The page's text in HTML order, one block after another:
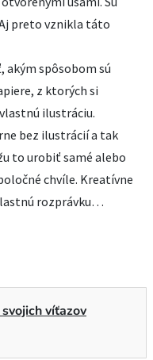
preto vznikla táto
spôsobom sú
z ktorých si
ilustráciu.
bez ilustrácií a tak
to urobiť samé alebo
chvíle. Kreatívne
rozprávku…
víťazov